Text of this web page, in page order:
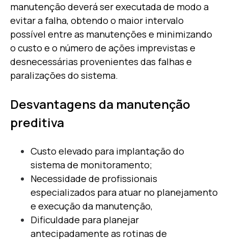
manutenção deverá ser executada de modo a
evitar a falha, obtendo o maior intervalo
possível entre as manutenções e minimizando
o custo e o número de ações imprevistas e
desnecessárias provenientes das falhas e
paralizações do sistema.
Desvantagens da manutenção
preditiva
Custo elevado para implantação do
sistema de monitoramento;
Necessidade de profissionais
especializados para atuar no planejamento
e execução da manutenção,
Dificuldade para planejar
antecipadamente as rotinas de